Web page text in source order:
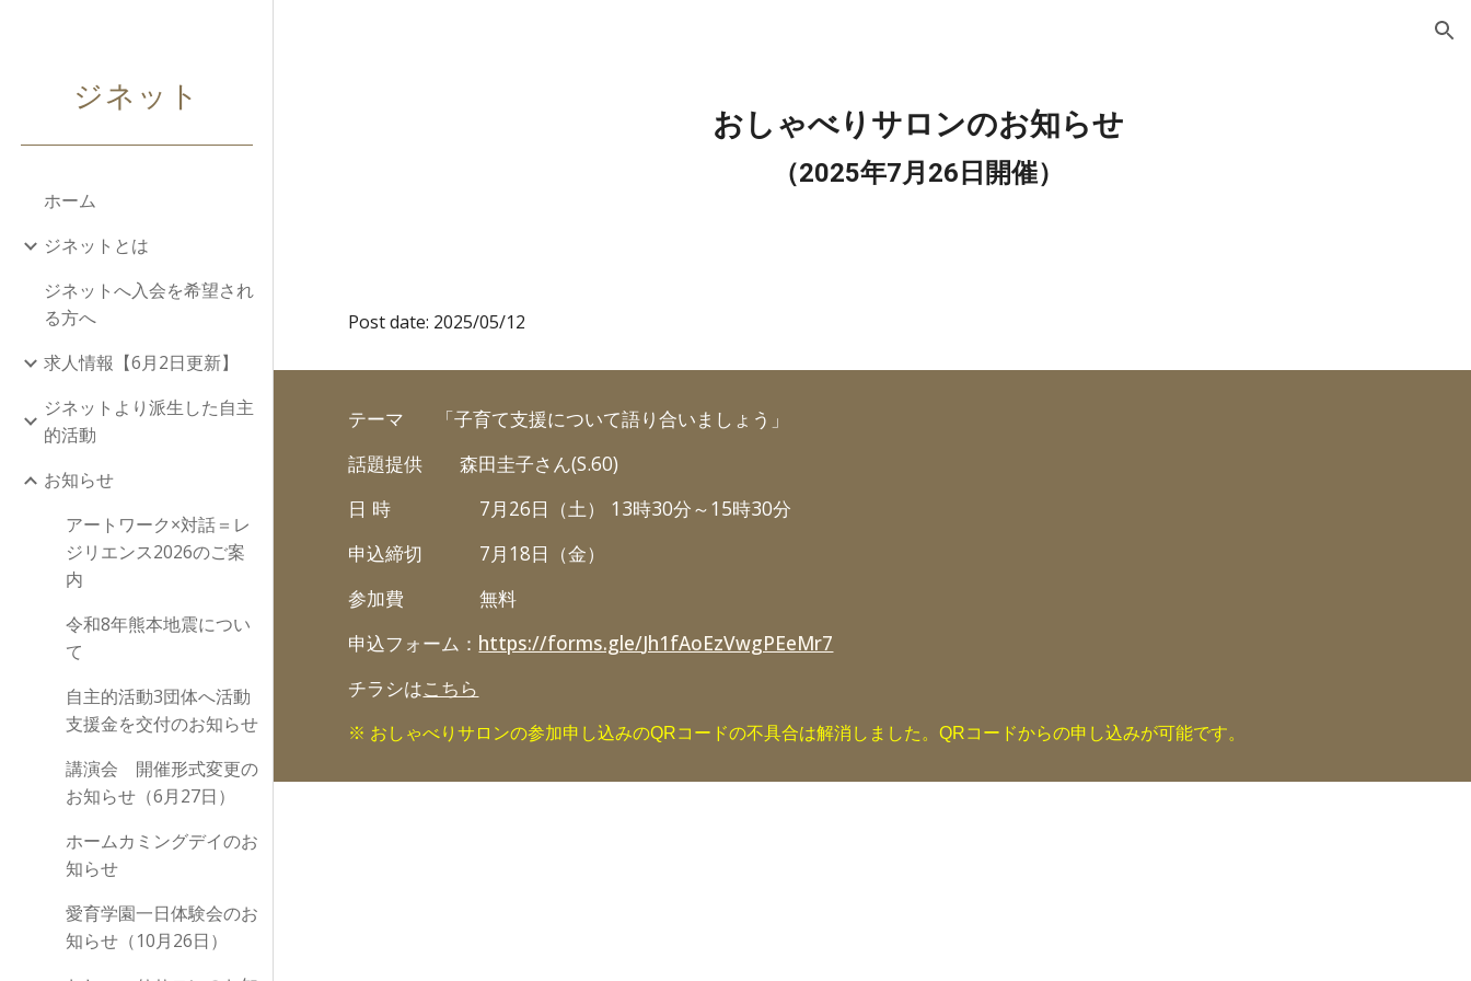
ジネット
ホーム
ジネットとは
ジネットへ入会を希望され
る方へ
求人情報【6月2日更新】
ジネットより派生した自主
的活動
お知らせ
アートワーク×対話＝レ
ジリエンス2026のご案
内
令和8年熊本地震につい
て
自主的活動3団体へ活動
支援金を交付のお知らせ
講演会 開催形式変更の
お知らせ（6月27日）
ホームカミングデイのお
知らせ
愛育学園一日体験会のお
知らせ（10月26日）
おしゃべりサロンのお知らせ
（2025年7月26日開催）
Post date: 2025/05/12
テーマ
「子育て支援について語り合いましょう」
話題提供森田圭子さん(S.60)
日 時
7月26日（土） 13時30分～15時30分
申込締切
7月18日（金）
参加費
無料
申込フォーム： https://forms.gle/Jh1fAoEzVwgPEeMr7
チラシはこちら
※ おしゃべりサロンの参加申し込みのQRコードの不具合は解消しました。QRコードからの申し込みが可能です。